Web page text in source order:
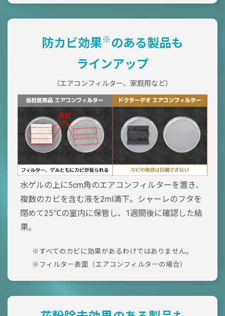
防カビ効果※のある製品も
ラインアップ
（エアコンフィルター、家庭用など）
水ゲルの上に5cm角のエアコンフィルターを置き、
複数のカビを含む液を2ml滴下。シャーレのフタを
閉めて25℃の室内に保管し、1週間後に確認した結
果。
※すべてのカビに効果があるわけではありません。
※フィルター表面（エアコンフィルターの場合）